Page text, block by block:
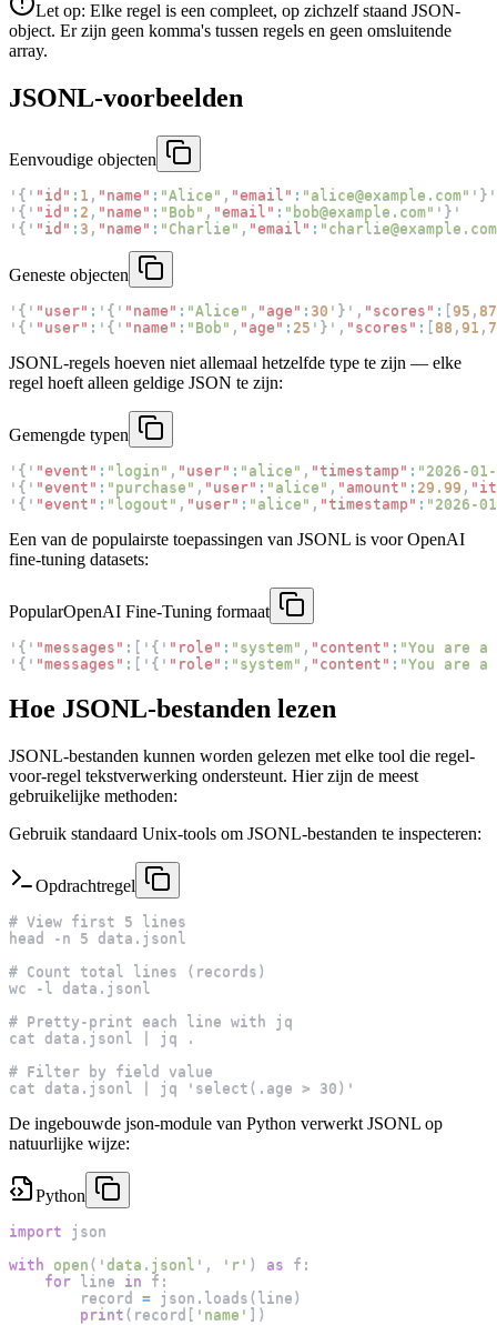
Let op: Elke regel is een compleet, op zichzelf staand JSON-
object. Er zijn geen komma's tussen regels en geen omsluitende
array.
JSONL-voorbeelden
Eenvoudige objecten
' { ' "id" : 1 , "name" : "Alice" , "email" : " alice@example.com" ' } '
' { ' "id" : 2 , "name" : "Bob" , "email" : " bob@example.com" ' } '
' { ' "id" : 3 , "name" : "Charlie" , "email" : " charlie@example.com
Geneste objecten
' { ' "user" : ' { ' "name" : "Alice" , "age" : 30 ' } ' , "scores" : [95 , 87
' { ' "user" : ' { ' "name" : "Bob" , "age" : 25 ' } ' , "scores" : [ 88 , 91 ,
JSONL-regels hoeven niet allemaal hetzelfde type te zijn — elke
regel hoeft alleen geldige JSON te zijn:
Gemengde typen
' { ' "event" : "login" , "user" : "alice" , "timestamp" : "2026-
' { ' "event" : "purchase" , "user" : "alice" , "amount" : 29.99 ,
' { ' "event" : "logout" , "user" : "alice" , "timestamp" : "2026-
Een van de populairste toepassingen van JSONL is voor OpenAI
fine-tuning datasets:
PopularOpenAI Fine-Tuning formaat
' { ' "messages" : [ ' { ' "role" : "system" , "content" : "You are
' { ' "messages" : [ ' { ' "role" : "system" , "content" : "You are
Hoe JSONL-bestanden lezen
JSONL-bestanden kunnen worden gelezen met elke tool die regel-
voor-regel tekstverwerking ondersteunt. Hier zijn de meest
gebruikelijke methoden:
Gebruik standaard Unix-tools om JSONL-bestanden te inspecteren:
Opdrachtregel
# View first 5 lines
head -n 5 data.jsonl
# Count total lines (records)
wc -l data.jsonl
# Pretty-print each line with jq
cat data.jsonl | jq .
# Filter by field value
cat data.jsonl | jq 'select(.age > 30)'
De ingebouwde json-module van Python verwerkt JSONL op
natuurlijke wijze:
Python
import json
with
open ( 'data.jsonl' , 'r' ) as f :
for line in f :
        record
= json . loads ( line )
print ( record [ 'name' ] )